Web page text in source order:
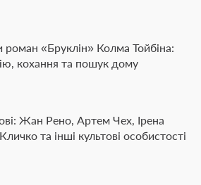
роман «Бруклін» Колма Тойбіна:
кохання та пошук дому
Жан Рено, Артем Чех, Ірена
та інші культові особистості